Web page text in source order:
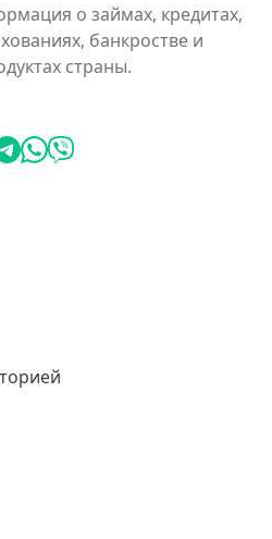
о займах, кредитах,
банкростве и
страны.